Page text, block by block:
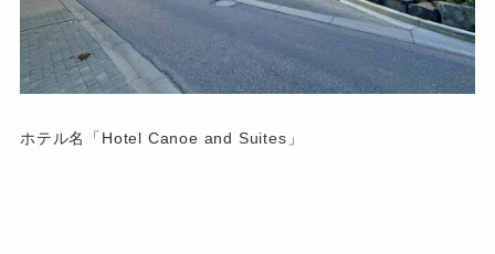
ホテル名「Hotel Canoe and Suites」